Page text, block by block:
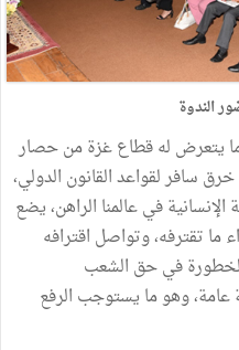
الندوة
يتعرض له قطاع غزة من حصار
سافر لقواعد القانون الدولي،
في عالمنا الراهن، يضع
ما تقترفه، وتواصل اقترافه
الخطورة في حق الشعب
وهو ما يستوجب الرفع